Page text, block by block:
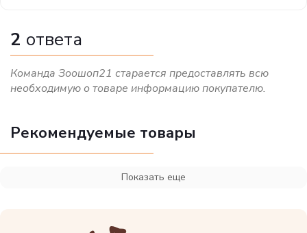
2 ответа
Команда Зоошоп21 старается предоставлять всю
необходимую о товаре информацию покупателю.
Рекомендуемые товары
Показать еще